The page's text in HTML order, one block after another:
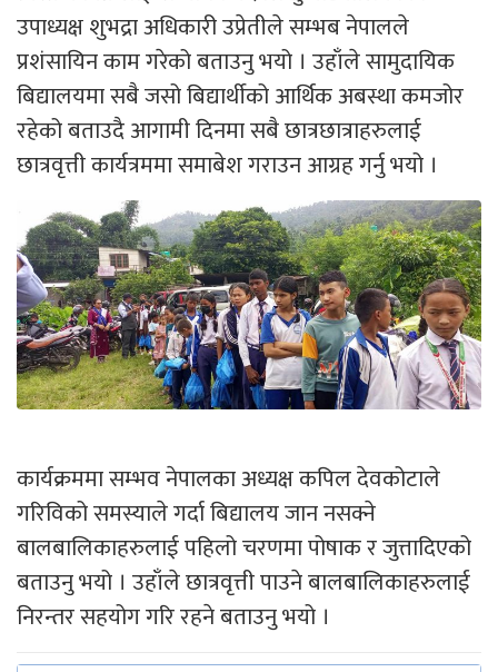
उपाध्यक्ष शुभद्रा अधिकारी उप्रेतीले सम्भब नेपालले
प्रशंसायिन काम गरेको बताउनु भयो । उहाँले सामुदायिक
बिद्यालयमा सबै जसो बिद्यार्थीको आर्थिक अबस्था कमजोर
रहेको बताउदै आगामी दिनमा सबै छात्रछात्राहरुलाई
छात्रवृत्ती कार्यत्रममा समाबेश गराउन आग्रह गर्नु भयो ।
कार्यक्रममा सम्भव नेपालका अध्यक्ष कपिल देवकोटाले
गरिविको समस्याले गर्दा बिद्यालय जान नसक्ने
बालबालिकाहरुलाई पहिलो चरणमा पोषाक र जुत्तादिएको
बताउनु भयो । उहाँले छात्रवृत्ती पाउने बालबालिकाहरुलाई
निरन्तर सहयोग गरि रहने बताउनु भयो ।